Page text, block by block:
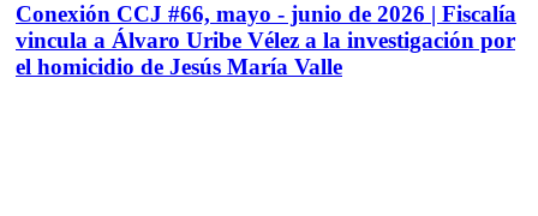
Conexión CCJ #66, mayo - junio de 2026 | Fiscalía
vincula a Álvaro Uribe Vélez a la investigación por
el homicidio de Jesús María Valle